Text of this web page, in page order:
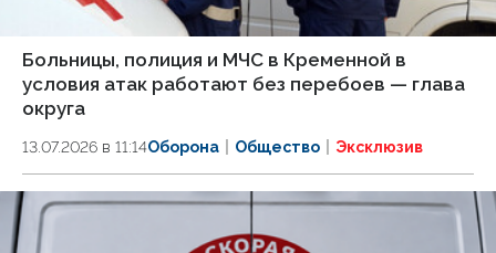
Больницы, полиция и МЧС в Кременной в
условия атак работают без перебоев — глава
округа
13.07.2026 в 11:14Оборона Общество Эксклюзив